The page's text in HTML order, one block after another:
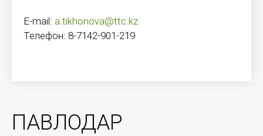
E-mail: a.tikhonova@ttc.kz
Телефон: 8-7142-901-219
ПАВЛОДАР